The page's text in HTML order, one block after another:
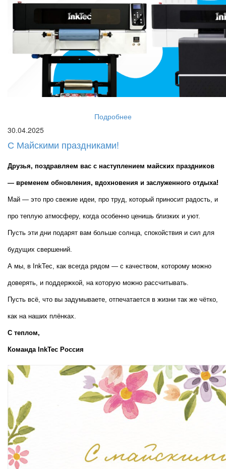
Подробнее
30.04.2025
С Майскими праздниками!
Друзья, поздравляем вас с наступлением майских праздников
— временем обновления, вдохновения и заслуженного отдыха!
Май — это про свежие идеи, про труд, который приносит радость, и
про теплую атмосферу, когда особенно ценишь близких и уют.
Пусть эти дни подарят вам больше солнца, спокойствия и сил для
будущих свершений.
А мы, в InkTec, как всегда рядом — с качеством, которому можно
доверять, и поддержкой, на которую можно рассчитывать.
Пусть всё, что вы задумываете, отпечатается в жизни так же чётко,
как на наших плёнках.
С теплом,
Команда InkTec Россия